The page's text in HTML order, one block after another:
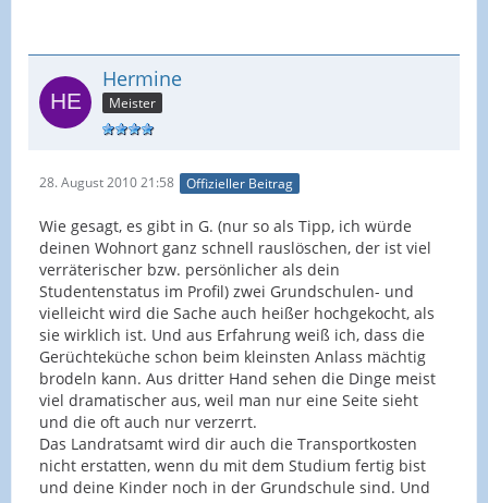
Hermine
Meister
28. August 2010 21:58 Offizieller Beitrag
Wie gesagt, es gibt in G. (nur so als Tipp, ich würde
deinen Wohnort ganz schnell rauslöschen, der ist viel
verräterischer bzw. persönlicher als dein
Studentenstatus im Profil) zwei Grundschulen- und
vielleicht wird die Sache auch heißer hochgekocht, als
sie wirklich ist. Und aus Erfahrung weiß ich, dass die
Gerüchteküche schon beim kleinsten Anlass mächtig
brodeln kann. Aus dritter Hand sehen die Dinge meist
viel dramatischer aus, weil man nur eine Seite sieht
und die oft auch nur verzerrt.
Das Landratsamt wird dir auch die Transportkosten
nicht erstatten, wenn du mit dem Studium fertig bist
und deine Kinder noch in der Grundschule sind. Und